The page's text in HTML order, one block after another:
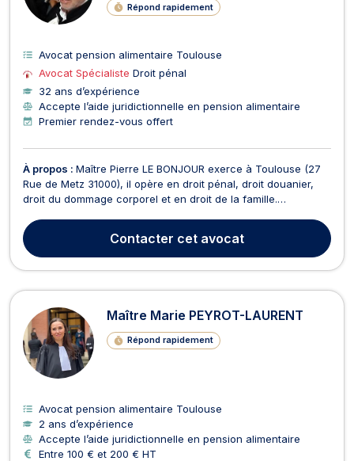
Répond rapidement
Avocat pension alimentaire Toulouse
Avocat Spécialiste Droit pénal
32 ans d’expérience
Accepte l’aide juridictionnelle en pension alimentaire
Premier rendez-vous offert
À propos : Maître Pierre LE BONJOUR exerce à Toulouse (27
Rue de Metz 31000), il opère en droit pénal, droit douanier,
droit du dommage corporel et en droit de la famille.
votre défense que vous soyez victime pour un dépôt de
plainte, auteur ou prévenu et ce, en cas de comparu...
Contacter cet avocat
Maître Marie PEYROT-LAURENT
Répond rapidement
Avocat pension alimentaire Toulouse
2 ans d’expérience
Accepte l’aide juridictionnelle en pension alimentaire
Entre 100 € et 200 € HT